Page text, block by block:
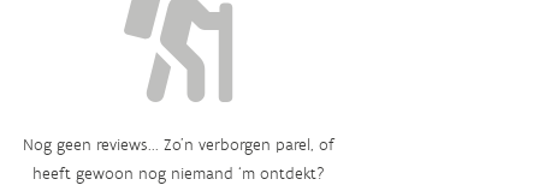
Nog geen reviews... Zo’n verborgen parel, of
heeft gewoon nog niemand ‘m ontdekt?